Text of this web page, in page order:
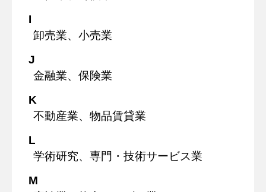
I
卸売業、小売業
J
金融業、保険業
K
不動産業、物品賃貸業
L
学術研究、専門・技術サービス業
M